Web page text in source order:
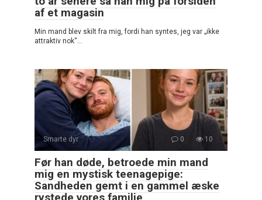
af et magasin
Min mand blev skilt fra mig, fordi han syntes, jeg var „ikke
attraktiv nok“…
Smarte dyr 0 10
Før han døde, betroede min mand
mig en mystisk teenagepige:
Sandheden gemt i en gammel æske
rystede vores familie